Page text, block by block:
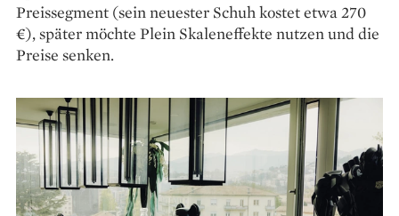
Preissegment (sein neuester Schuh kostet etwa 270
€), später möchte Plein Skalen­effekte nutzen und die
Preise senken.